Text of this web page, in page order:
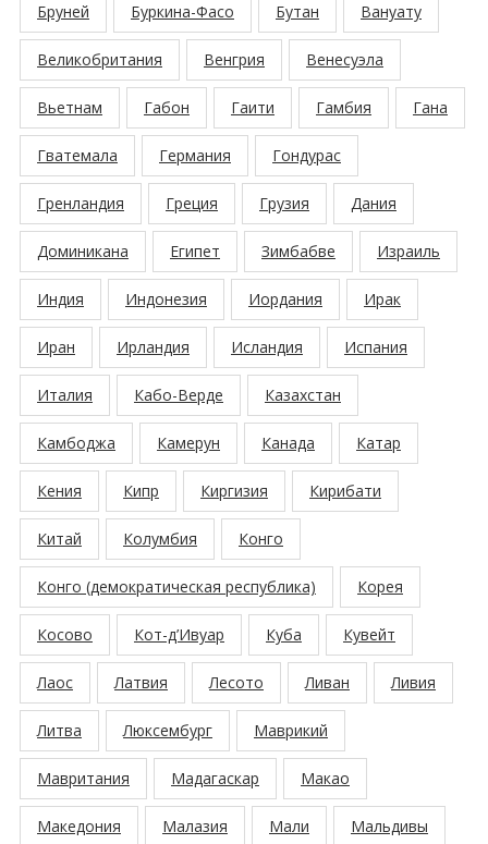
Бруней Буркина-Фасо Бутан Вануату
Великобритания Венгрия Венесуэла
Вьетнам Габон Гаити Гамбия Гана
Гватемала Германия Гондурас
Гренландия Греция Грузия Дания
Доминикана Египет Зимбабве Израиль
Индия Индонезия Иордания Ирак
Иран Ирландия Исландия Испания
Италия Кабо-Верде Казахстан
Камбоджа Камерун Канада Катар
Кения Кипр Киргизия Кирибати
Китай Колумбия Конго
Конго (демократическая республика) Корея
Косово Кот-д’Ивуар Куба Кувейт
Лаос Латвия Лесото Ливан Ливия
Литва Люксембург Маврикий
Мавритания Мадагаскар Макао
Македония Малазия Мали Мальдивы